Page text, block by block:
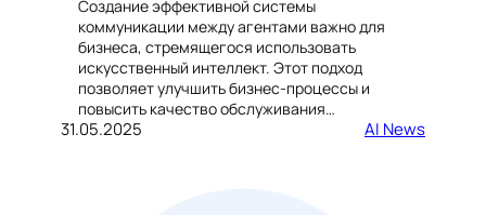
Создание эффективной системы
коммуникации между агентами важно для
бизнеса, стремящегося использовать
искусственный интеллект. Этот подход
позволяет улучшить бизнес-процессы и
повысить качество обслуживания…
31.05.2025 AI News